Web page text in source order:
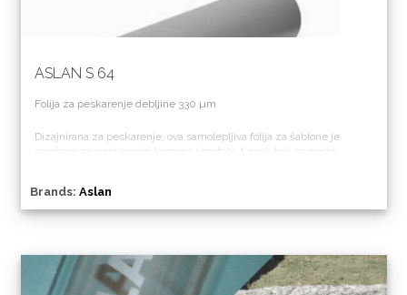
ASLAN S 64
Folija za peskarenje debljine 330 µm
Dizajnirana za peskarenje, ova samolepljiva folija za šablone je
savršena za peskarenje kamena i metala. Lepak koji se može
Brands: Aslan